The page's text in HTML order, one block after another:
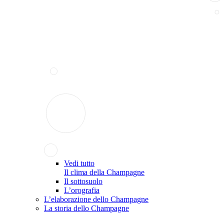
Vedi tutto
Il clima della Champagne
Il sottosuolo
L’orografia
L’elaborazione dello Champagne
La storia dello Champagne